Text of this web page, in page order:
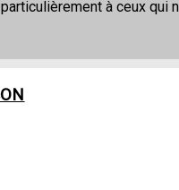
à ceux qui